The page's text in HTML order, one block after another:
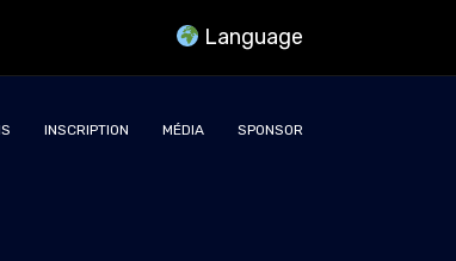
Language
INSCRIPTION MÉDIA SPONSOR